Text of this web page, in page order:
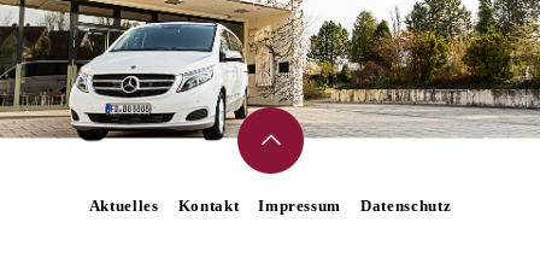
Aktuelles Kontakt Impressum Datenschutz